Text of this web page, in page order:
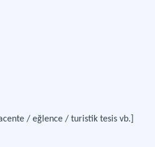
/ eğlence / turistik tesis vb.]